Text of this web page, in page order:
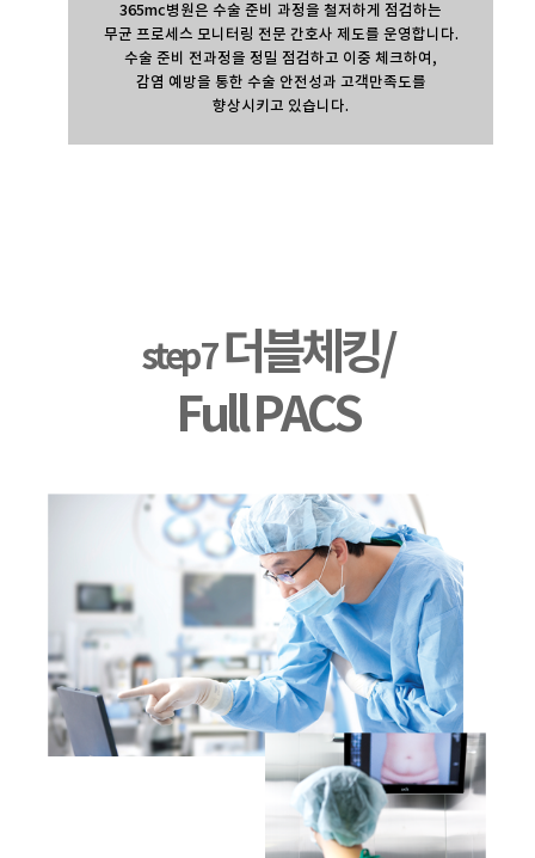
365mc병원은 수술 준비 과정을 철저하게 점검하는
무균 프로세스 모니터링 전문 간호사 제도를 운영합니다.
수술 준비 전과정을 정밀 점검하고 이중 체크하여,
감염 예방을 통한 수술 안전성과 고객만족도를
향상시키고 있습니다.
step 7더블체킹/
Full PACS